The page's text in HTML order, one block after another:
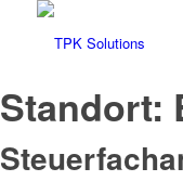
Standort: